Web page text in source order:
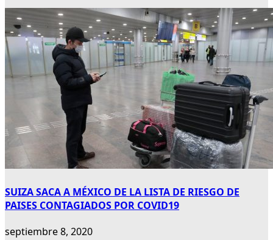
SUIZA SACA A MÉXICO DE LA LISTA DE RIESGO DE
PAISES CONTAGIADOS POR COVID19
septiembre 8, 2020